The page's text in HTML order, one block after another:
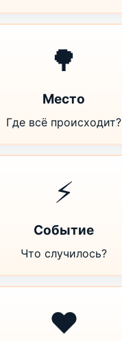
🌳
Место
Где всё происходит?
⚡
Событие
Что случилось?
❤️